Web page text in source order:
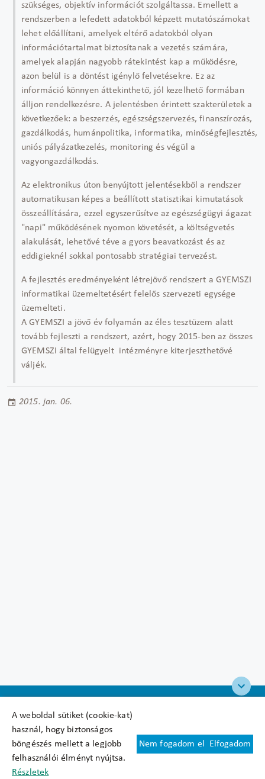
A weboldal sütiket (cookie-kat)
használ, hogy biztonságos
böngészés mellett a legjobb
felhasználói élményt nyújtsa.
Részletek
Nem fogadom el Elfogadom
szükséges, objektív információt szolgáltassa. Emellett a
rendszerben a lefedett adatokból képzett mutatószámokat
lehet előállítani, amelyek eltérő adatokból olyan
információtartalmat biztosítanak a vezetés számára,
amelyek alapján nagyobb rátekintést kap a működésre,
azon belül is a döntést igénylő felvetésekre. Ez az
információ könnyen áttekinthető, jól kezelhető formában
álljon rendelkezésre. A jelentésben érintett szakterületek a
következőek: a beszerzés, egészségszervezés, finanszírozás,
gazdálkodás, humánpolitika, informatika, minőségfejlesztés,
uniós pályázatkezelés, monitoring és végül a
vagyongazdálkodás.
Az elektronikus úton benyújtott jelentésekből a rendszer
automatikusan képes a beállított statisztikai kimutatások
összeállítására, ezzel egyszerűsítve az egészségügyi ágazat
"napi" működésének nyomon követését, a költségvetés
alakulását, lehetővé téve a gyors beavatkozást és az
eddigieknél sokkal pontosabb stratégiai tervezést.
A fejlesztés eredményeként létrejövő rendszert a GYEMSZI
informatikai üzemeltetésért felelős szervezeti egysége
üzemelteti.
A GYEMSZI a jövő év folyamán az éles tesztüzem alatt
tovább fejleszti a rendszert, azért, hogy 2015-ben az összes
GYEMSZI által felügyelt intézményre kiterjeszthetővé
váljék.
2015. jan. 06.
Felhasználási feltételek